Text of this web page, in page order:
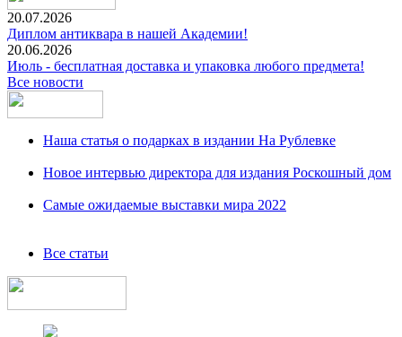
20.07.2026
Диплом антиквара в нашей Академии!
20.06.2026
Июль - бесплатная доставка и упаковка любого предмета!
Все новости
Наша статья о подарках в издании На Рублевке
Новое интервью директора для издания Роскошный дом
Самые ожидаемые выставки мира 2022
Все статьи